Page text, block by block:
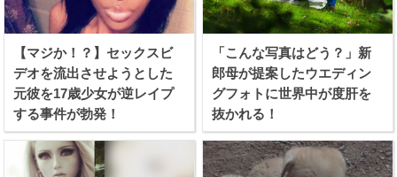
【マジか！？】セックスビ
デオを流出させようとした
元彼を17歳少女が逆レイプ
する事件が勃発！
「こんな写真はどう？」新
郎母が提案したウエディン
グフォトに世界中が度肝を
抜かれる！